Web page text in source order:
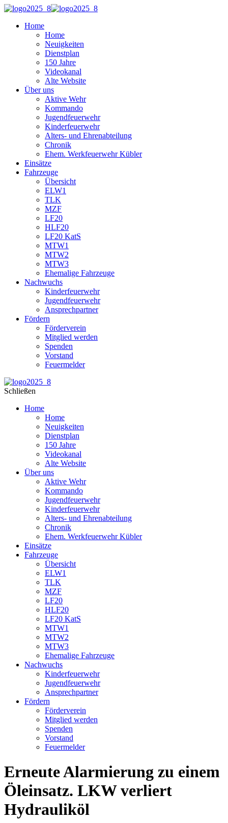
Home
Home
Neuigkeiten
Dienstplan
150 Jahre
Videokanal
Alte Website
Über uns
Aktive Wehr
Kommando
Jugendfeuerwehr
Kinderfeuerwehr
Alters- und Ehrenabteilung
Chronik
Ehem. Werkfeuerwehr Kübler
Einsätze
Fahrzeuge
Übersicht
ELW1
TLK
MZF
LF20
HLF20
LF20 KatS
MTW1
MTW2
MTW3
Ehemalige Fahrzeuge
Nachwuchs
Kinderfeuerwehr
Jugendfeuerwehr
Ansprechpartner
Fördern
Förderverein
Mitglied werden
Spenden
Vorstand
Feuermelder
Schließen
Home
Home
Neuigkeiten
Dienstplan
150 Jahre
Videokanal
Alte Website
Über uns
Aktive Wehr
Kommando
Jugendfeuerwehr
Kinderfeuerwehr
Alters- und Ehrenabteilung
Chronik
Ehem. Werkfeuerwehr Kübler
Einsätze
Fahrzeuge
Übersicht
ELW1
TLK
MZF
LF20
HLF20
LF20 KatS
MTW1
MTW2
MTW3
Ehemalige Fahrzeuge
Nachwuchs
Kinderfeuerwehr
Jugendfeuerwehr
Ansprechpartner
Fördern
Förderverein
Mitglied werden
Spenden
Vorstand
Feuermelder
Erneute Alarmierung zu einem
Öleinsatz. LKW verliert
Hydrauliköl